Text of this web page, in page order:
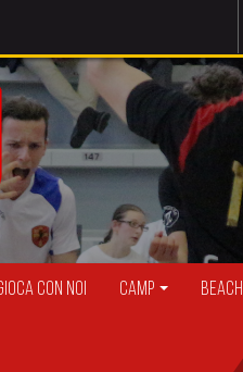
con Noi Camp Beach